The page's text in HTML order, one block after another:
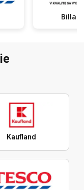
Billa
Kaufland